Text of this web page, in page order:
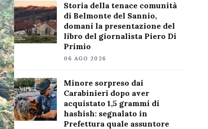
Storia della tenace comunità
di Belmonte del Sannio,
domani la presentazione del
libro del giornalista Piero Di
Primio
06 AGO 2026
Minore sorpreso dai
Carabinieri dopo aver
acquistato 1,5 grammi di
hashish: segnalato in
Prefettura quale assuntore